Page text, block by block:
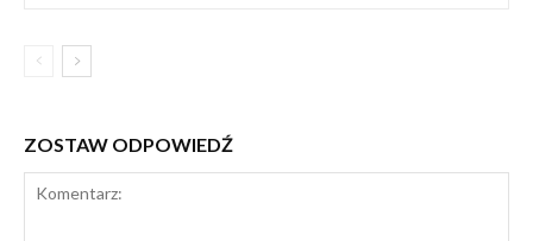
ZOSTAW ODPOWIEDŹ